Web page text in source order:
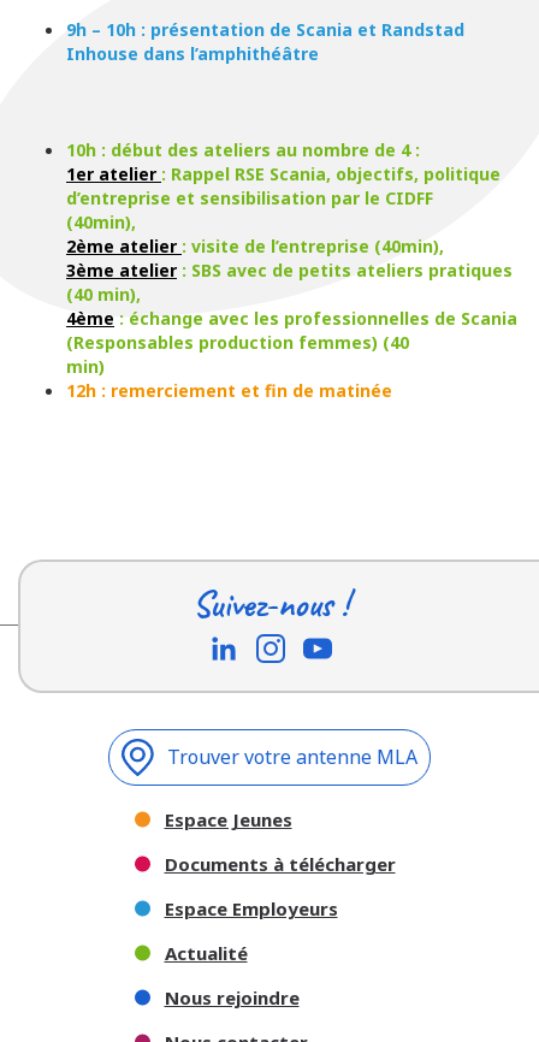
9h – 10h : présentation de Scania et Randstad
Inhouse dans l’amphithéâtre
10h : début des ateliers au nombre de 4 :
1er atelier : Rappel RSE Scania, objectifs, politique
d’entreprise et sensibilisation par le CIDFF
(40min),
2ème atelier : visite de l’entreprise (40min),
3ème atelier : SBS avec de petits ateliers pratiques
(40 min),
4ème : échange avec les professionnelles de Scania
(Responsables production femmes) (40
min)
12h : remerciement et fin de matinée
Suivez-nous !
Trouver votre antenne MLA
Espace Jeunes
Documents à télécharger
Espace Employeurs
Actualité
Nous rejoindre